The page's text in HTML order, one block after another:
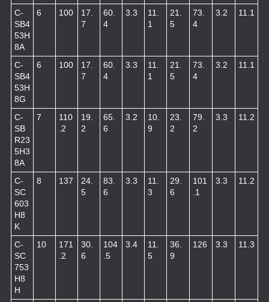
C-
SB4
53H
8A
6 100
17.
7
60.
4
3.3
11.
1
21.
5
73.
4
3.2 11.1
C-
SB4
53H
8G
6 100
17.
7
60.
4
3.3
11.
1
21.
5
73.
4
3.2 11.1
C-
SB
R23
5H3
8A
7
110
.2
19.
2
65.
6
3.2
10.
9
23.
2
79.
2
3.3 11.2
C-
SC
603
H8
K
8 137
24.
5
83.
6
3.3
11.
3
29.
6
101
.1
3.3 11.2
C-
SC
753
H8
H
10
171
.2
30.
6
104
.5
3.4
11.
5
36.
9
126 3.3 11.3